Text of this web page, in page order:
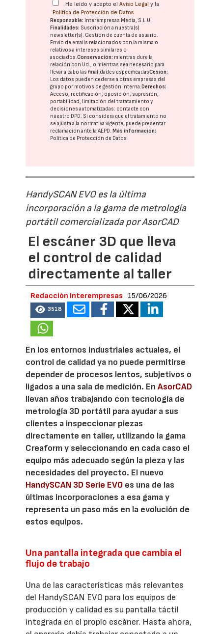
He leído y acepto elAviso Legal y la
Política de Protección de Datos
Responsable: Interempresas Media, S.L.U.
Finalidades: Suscripción a nuestra(s)
newsletter(s). Gestión de cuenta de usuario.
Envío de emails relacionados con la misma o
relativos a intereses similares o
asociados.Conservación: mientras dure la
relación con Ud., o mientras sea necesario para
llevar a cabo las finalidades especificadasCesión:
Los datos pueden cederse a otras empresas del
grupo por motivos de gestión interna. Derechos:
Acceso, rectificación, oposición, supresión,
portabilidad, limitación del tratatamiento y
decisiones automatizadas: contacte con
nuestro DPD. Si considera que el tratamiento no
se ajusta a la normativa vigente, puede presentar
reclamación ante laAEPD. Más información:
Política de Protección de Datos
HandySCAN EVO es la última
incorporación a la gama de metrología
portátil comercializada por AsorCAD
El escáner 3D que lleva
el control de calidad
directamente al taller
Redacción Interempresas 15/06/2026
3518
En los entornos industriales actuales, el
control de calidad ya no puede permitirse
depender de procesos lentos, subjetivos o
ligados a una sala de medición. EnAsorCAD
llevan años trabajando con tecnología de
metrología 3D portátil para ayudar a sus
clientes a inspeccionar piezas
directamente en taller, utilizando la gama
Creaform y seleccionando en cada caso el
equipo más adecuado según la pieza y las
necesidades del proyecto. El nuevo
HandySCAN 3D Serie EVO es una de las
últimas incorporaciones a esa gama y
representa un paso más en la evolución de
estos equipos.
Una pantalla integrada que cambia el
flujo de trabajo
Una de las características más relevantes
del HandySCAN EVO para los equipos de
producción y calidad es su pantalla táctil
integrada en el propio escáner. Hasta ahora,